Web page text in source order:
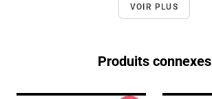
VOIR PLUS
Produits connexes